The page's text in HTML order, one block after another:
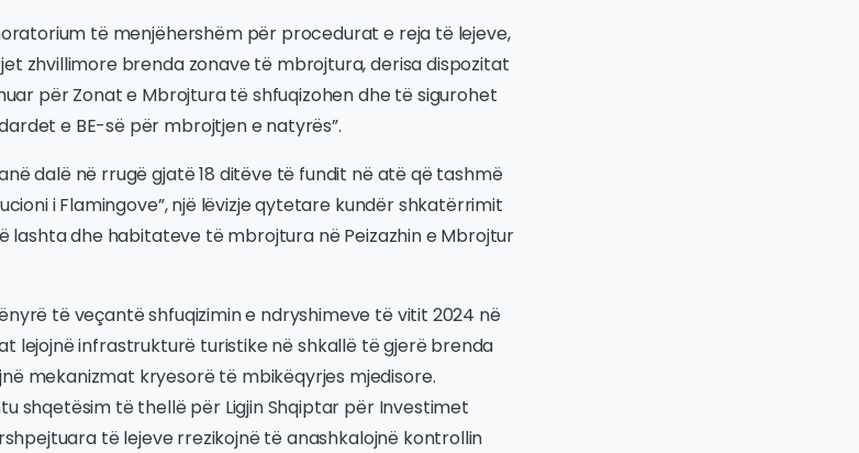
të menjëhershëm për procedurat e reja të lejeve,
zhvillimore brenda zonave të mbrojtura, derisa dispozitat
për Zonat e Mbrojtura të shfuqizohen dhe të sigurohet
e BE-së për mbrojtjen e natyrës”.
dalë në rrugë gjatë 18 ditëve të fundit në atë që tashmë
i Flamingove”, një lëvizje qytetare kundër shkatërrimit
lashta dhe habitateve të mbrojtura në Peizazhin e Mbrojtur
të veçantë shfuqizimin e ndryshimeve të vitit 2024 në
lejojnë infrastrukturë turistike në shkallë të gjerë brenda
mekanizmat kryesorë të mbikëqyrjes mjedisore.
shqetësim të thellë për Ligjin Shqiptar për Investimet
të lejeve rrezikojnë të anashkalojnë kontrollin